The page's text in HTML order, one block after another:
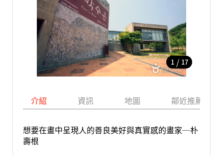
1 / 17
介紹 資訊 地圖 鄰近推薦景點
想要在畫中呈現人的善良美好與真實感的畫家─朴
壽根